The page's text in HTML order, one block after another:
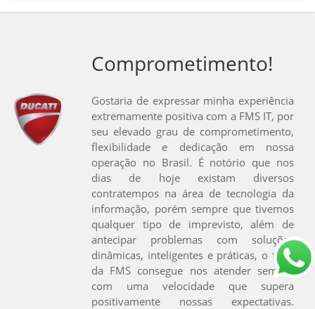
Comprometimento!
Gostaria de expressar minha experiência
extremamente positiva com a FMS IT, por
seu elevado grau de comprometimento,
flexibilidade e dedicação em nossa
operação no Brasil. É notório que nos
dias de hoje existam diversos
contratempos na área de tecnologia da
informação, porém sempre que tivemos
qualquer tipo de imprevisto, além de
antecipar problemas com soluções
dinâmicas, inteligentes e práticas, o time
da FMS consegue nos atender sempre
com uma velocidade que supera
positivamente nossas expectativas.